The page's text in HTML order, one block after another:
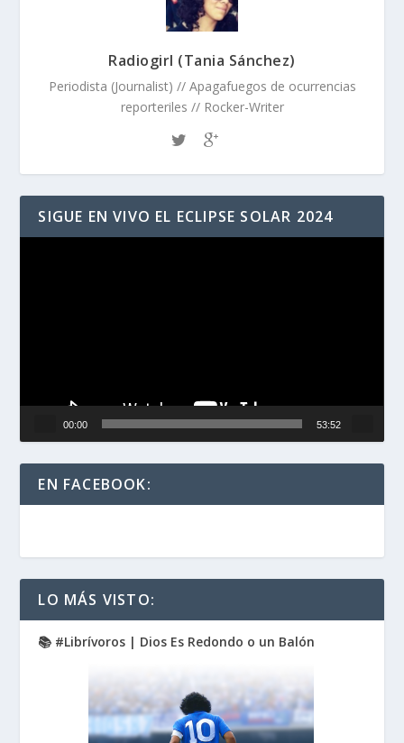
Radiogirl (Tania Sánchez)
Periodista (Journalist) // Apagafuegos de ocurrencias
reporteriles // Rocker-Writer
SIGUE EN VIVO EL ECLIPSE SOLAR 2024
00:00 53:52
EN FACEBOOK:
LO MÁS VISTO:
📚 #Librívoros | Dios Es Redondo o un Balón